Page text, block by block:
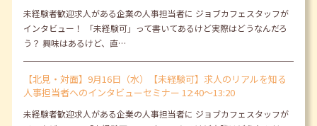
未経験者歓迎求人がある企業の人事担当者に ジョブカフェスタッフが
インタビュー！ 「未経験可」って書いてあるけど実際はどうなんだろ
う？ 興味はあるけど、直…
【北見・対面】9月16日（水）【未経験可】求人のリアルを知る
人事担当者へのインタビューセミナー 12:40～13:20
未経験者歓迎求人がある企業の人事担当者に ジョブカフェスタッフが